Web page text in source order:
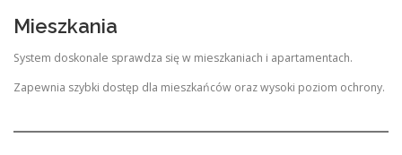
Mieszkania
System doskonale sprawdza się w mieszkaniach i apartamentach.
Zapewnia szybki dostęp dla mieszkańców oraz wysoki poziom ochrony.